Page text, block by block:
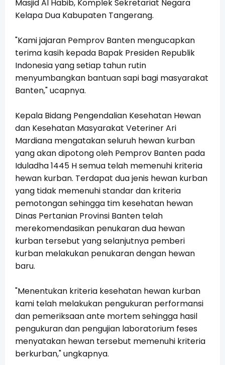
Masjid Al Habib, Komplek Sekretariat Negara
Kelapa Dua Kabupaten Tangerang.
"Kami jajaran Pemprov Banten mengucapkan
terima kasih kepada Bapak Presiden Republik
Indonesia yang setiap tahun rutin
menyumbangkan bantuan sapi bagi masyarakat
Banten," ucapnya.
Kepala Bidang Pengendalian Kesehatan Hewan
dan Kesehatan Masyarakat Veteriner Ari
Mardiana mengatakan seluruh hewan kurban
yang akan dipotong oleh Pemprov Banten pada
Iduladha 1445 H semua telah memenuhi kriteria
hewan kurban. Terdapat dua jenis hewan kurban
yang tidak memenuhi standar dan kriteria
pemotongan sehingga tim kesehatan hewan
Dinas Pertanian Provinsi Banten telah
merekomendasikan penukaran dua hewan
kurban tersebut yang selanjutnya pemberi
kurban melakukan penukaran dengan hewan
baru.
"Menentukan kriteria kesehatan hewan kurban
kami telah melakukan pengukuran performansi
dan pemeriksaan ante mortem sehingga hasil
pengukuran dan pengujian laboratorium feses
menyatakan hewan tersebut memenuhi kriteria
berkurban," ungkapnya.